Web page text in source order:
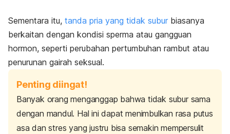
Sementara itu, tanda pria yang tidak subur biasanya
berkaitan dengan kondisi sperma atau gangguan
hormon, seperti perubahan pertumbuhan rambut atau
penurunan gairah seksual.
Penting diingat!
Banyak orang menganggap bahwa tidak subur sama
dengan mandul. Hal ini dapat menimbulkan rasa putus
asa dan stres yang justru bisa semakin mempersulit